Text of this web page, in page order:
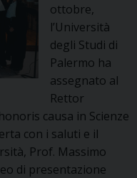
ottobre,
l’Università
degli Studi di
Palermo ha
assegnato al
Rettor
causa in Scienze
con i saluti e il
Prof. Massimo
di presentazione